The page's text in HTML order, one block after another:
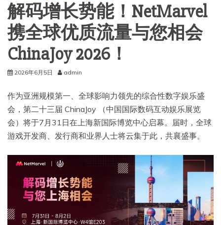
解码增长势能！NetMarvel
携全球优质流量与您相会
ChinaJoy 2026！
2026年6月5日 admin
作为亚洲规模第一、全球影响力领先的综合性数字娱乐盛
会，第二十三届 ChinaJoy （中国国际数码互动娱乐展览
会）将于7月31日在上海新国际博览中心启幕。届时，全球
游戏开发商、发行商和业界人士将云集于此，共襄盛事。